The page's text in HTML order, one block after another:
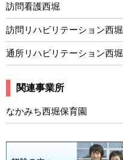
訪問看護西堀
訪問リハビリテーション西堀
通所リハビリテーション西堀
関連事業所
なかみち西堀保育園